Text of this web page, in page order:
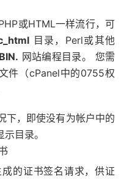
或HTML一样流行，可
目录，Perl或其他
网站编程目录。 您需
件（cPanel中的0755权
下，即使没有为帐户中的
目录。
的证书签名请求，供证